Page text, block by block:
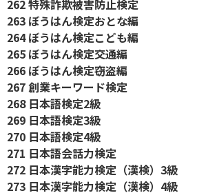
262 特殊詐欺被害防止検定
263 ぼうはん検定おとな編
264 ぼうはん検定こども編
265 ぼうはん検定交通編
266 ぼうはん検定窃盗編
267 創業キーワード検定
268 日本語検定2級
269 日本語検定3級
270 日本語検定4級
271 日本語会話力検定
272 日本漢字能力検定（漢検）3級
273 日本漢字能力検定（漢検）4級